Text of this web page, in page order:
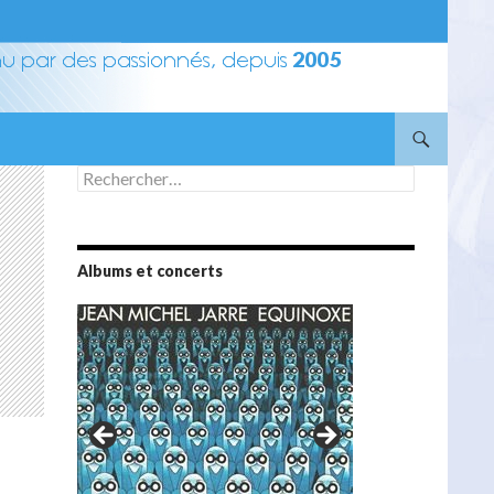
Rechercher :
Albums et concerts